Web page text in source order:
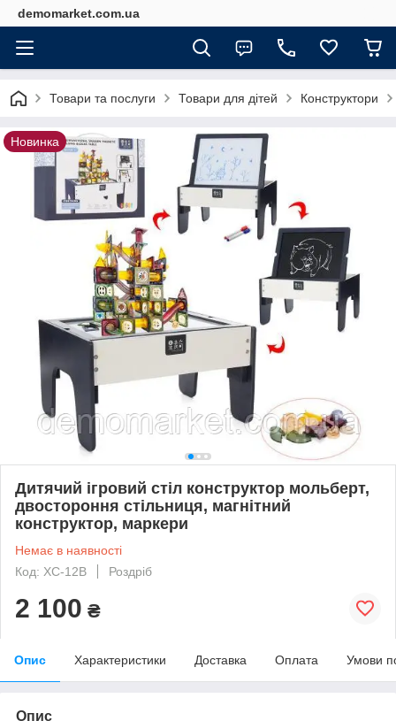
demomarket.com.ua
Товари та послуги Товари для дітей Конструктори
Новинка
Дитячий ігровий стіл конструктор мольберт,
двостороння стільниця, магнітний
конструктор, маркери
Немає в наявності
Код: XC-12B
Роздріб
2 100 ₴
Опис Характеристики Доставка Оплата Умови
Опис